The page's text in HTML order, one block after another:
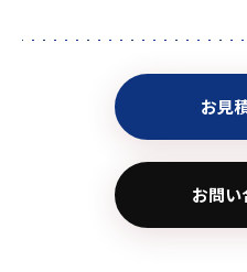
お見
お問い